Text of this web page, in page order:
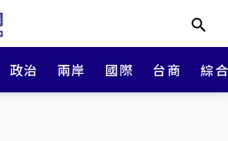
政治 兩岸 國際 台商 綜